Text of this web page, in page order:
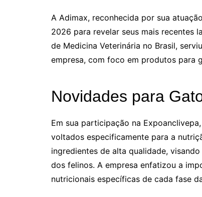
A Adimax, reconhecida por sua
2026 para revelar seus mais recentes
de Medicina Veterinária no Brasil,
empresa, com foco em produtos para
Novidades para
Em sua participação na
voltados especificamente para a
ingredientes de alta qualidade,
dos felinos. A empresa enfatizou a
nutricionais específicas de cada fase